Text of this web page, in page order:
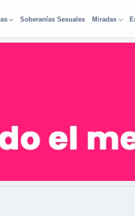
Soberanías Sexuales Miradas